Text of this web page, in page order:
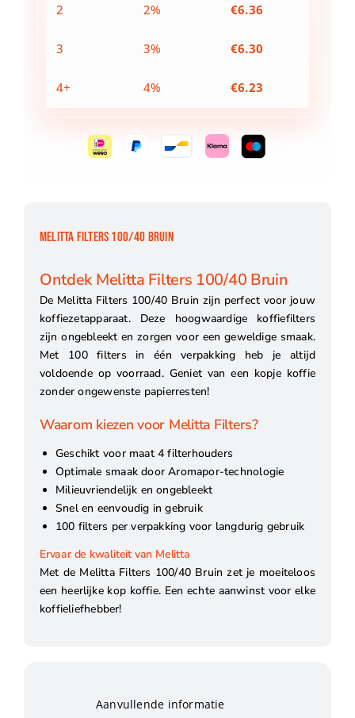
2 2% €6.36
3 3% €6.30
4+ 4% €6.23
MELITTA FILTERS 100/40 BRUIN
Ontdek Melitta Filters 100/40 Bruin
De Melitta Filters 100/40 Bruin zijn perfect voor jouw
koffiezetapparaat. Deze hoogwaardige koffiefilters
zijn ongebleekt en zorgen voor een geweldige smaak.
Met 100 filters in één verpakking heb je altijd
voldoende op voorraad. Geniet van een kopje koffie
zonder ongewenste papierresten!
Waarom kiezen voor Melitta Filters?
Geschikt voor maat 4 filterhouders
Optimale smaak door Aromapor-technologie
Milieuvriendelijk en ongebleekt
Snel en eenvoudig in gebruik
100 filters per verpakking voor langdurig gebruik
Ervaar de kwaliteit van Melitta
Met de Melitta Filters 100/40 Bruin zet je moeiteloos
een heerlijke kop koffie. Een echte aanwinst voor elke
koffieliefhebber!
Aanvullende informatie